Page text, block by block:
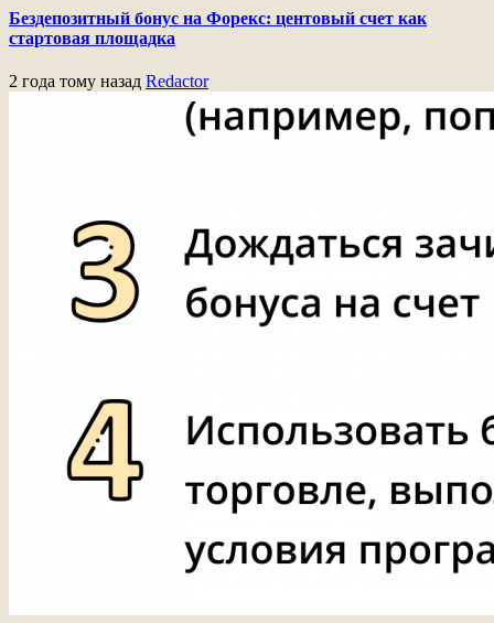
Бездепозитный бонус на Форекс: центовый счет как
стартовая площадка
2 года тому назад Redactor